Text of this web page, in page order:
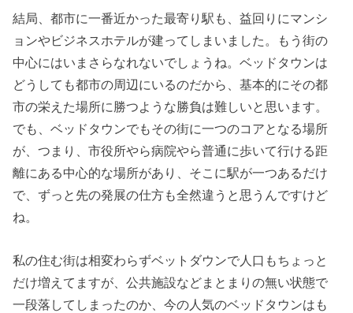
結局、都市に一番近かった最寄り駅も、益回りにマンシ
ョンやビジネスホテルが建ってしまいました。もう街の
中心にはいまさらなれないでしょうね。ベッドタウンは
どうしても都市の周辺にいるのだから、基本的にその都
市の栄えた場所に勝つような勝負は難しいと思います。
でも、ベッドタウンでもその街に一つのコアとなる場所
が、つまり、市役所やら病院やら普通に歩いて行ける距
離にある中心的な場所があり、そこに駅が一つあるだけ
で、ずっと先の発展の仕方も全然違うと思うんですけど
ね。
私の住む街は相変わらずベットダウンで人口もちょっと
だけ増えてますが、公共施設などまとまりの無い状態で
一段落してしまったのか、今の人気のベッドタウンはも